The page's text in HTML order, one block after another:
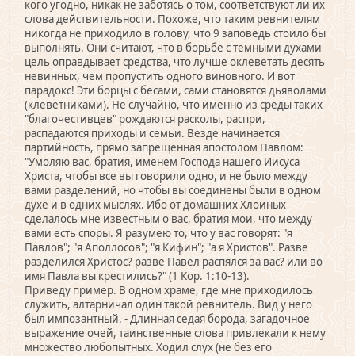
кого угодно, никак не заботясь о том, соответствуют ли их
слова действительности. Похоже, что таким ревнителям
никогда не приходило в голову, что 9 заповедь стоило бы
выполнять. Они считают, что в борьбе с темными духами
цель оправдывает средства, что лучше оклеветать десять
невинных, чем пропустить одного виновного. И вот
парадокс! Эти борцы с бесами, сами становятся дьяволами
(клеветниками). Не случайно, что именно из среды таких
"благочестивцев" рождаются расколы, распри,
распадаются приходы и семьи. Везде начинается
партийность, прямо запрещенная апостолом Павлом:
"Умоляю вас, братия, именем Господа нашего Иисуса
Христа, чтобы все вы говорили одно, и не было между
вами разделений, но чтобы вы соединены были в одном
духе и в одних мыслях. Ибо от домашних Хлоиных
сделалось мне известным о вас, братия мои, что между
вами есть споры. Я разумею то, что у вас говорят: "я
Павлов"; "я Аполлосов"; "я Кифин"; "а я Христов". Разве
разделился Христос? разве Павел распялся за вас? или во
имя Павла вы крестились?" (1 Кор. 1:10-13).
Приведу пример. В одном храме, где мне приходилось
служить, алтарничал один такой ревнитель. Вид у него
был импозантный. - Длинная седая борода, загадочное
выражение очей, таинственные слова привлекали к нему
множество любопытных. Ходил слух (не без его